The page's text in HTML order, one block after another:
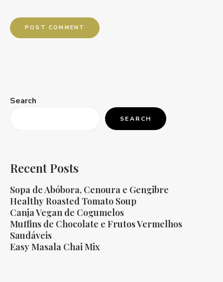
Search
SEARCH
Recent Posts
Sopa de Abóbora, Cenoura e Gengibre
Healthy Roasted Tomato Soup
Canja Vegan de Cogumelos
Muffins de Chocolate e Frutos Vermelhos
Saudáveis
Easy Masala Chai Mix